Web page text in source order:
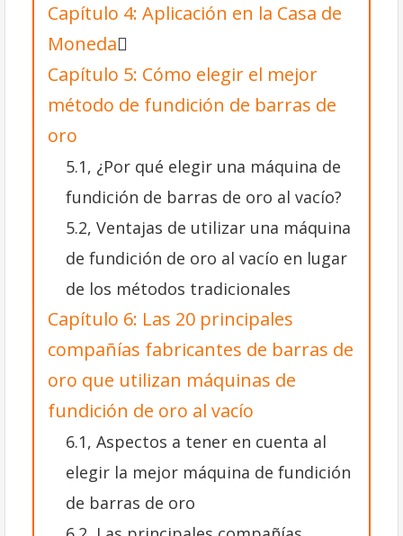
Capítulo 4: Aplicación en la Casa de
Moneda
Capítulo 5: Cómo elegir el mejor
método de fundición de barras de
oro
5.1, ¿Por qué elegir una máquina de
fundición de barras de oro al vacío?
5.2, Ventajas de utilizar una máquina
de fundición de oro al vacío en lugar
de los métodos tradicionales
Capítulo 6: Las 20 principales
compañías fabricantes de barras de
oro que utilizan máquinas de
fundición de oro al vacío
6.1, Aspectos a tener en cuenta al
elegir la mejor máquina de fundición
de barras de oro